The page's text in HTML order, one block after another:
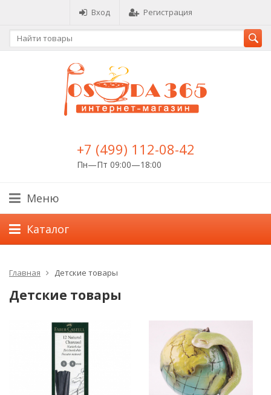
Вход Регистрация
+7 (499) 112-08-42
Пн—Пт 09:00—18:00
Меню
Каталог
Главная Детские товары
Детские товары